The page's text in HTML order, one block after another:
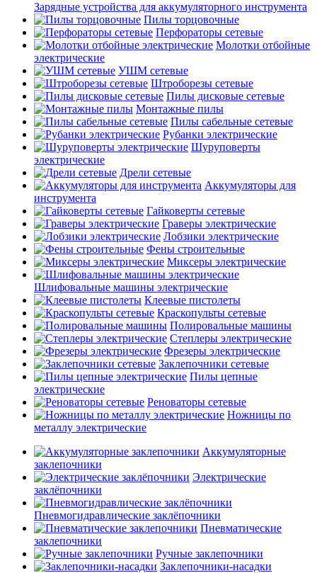
Зарядные устройства для аккумуляторного инструмента
Пилы торцовочные
Перфораторы сетевые
Молотки отбойные
электрические
УШМ сетевые
Штроборезы сетевые
Пилы дисковые сетевые
Монтажные пилы
Пилы сабельные сетевые
Рубанки электрические
Шуруповерты
электрические
Дрели сетевые
Аккумуляторы для
инструмента
Гайковерты сетевые
Граверы электрические
Лобзики электрические
Фены строительные
Миксеры электрические
Шлифовальные машины электрические
Клеевые пистолеты
Краскопульты сетевые
Полировальные машины
Степлеры электрические
Фрезеры электрические
Заклепочники сетевые
Пилы цепные
электрические
Реноваторы сетевые
Ножницы по
металлу электрические
Аккумуляторные
заклепочники
Электрические
заклёпочники
Пневмогидравлические заклёпочники
Пневматические
заклепочники
Ручные заклепочники
Заклепочники-насадки